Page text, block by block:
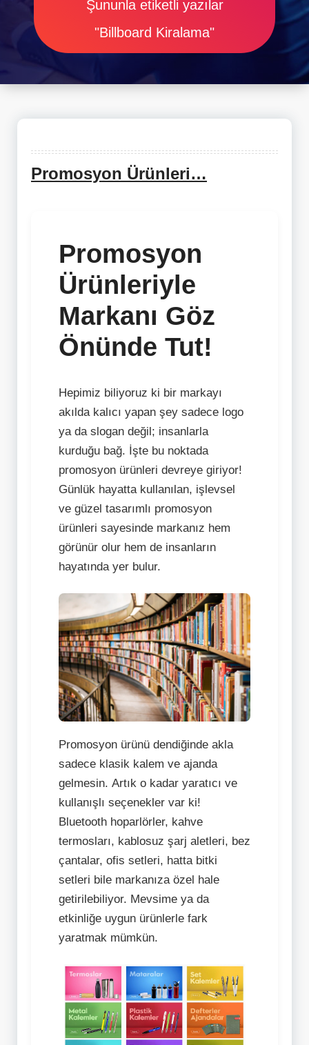
Şununla etiketli yazılar
"Billboard Kiralama"
Promosyon Ürünleri…
Promosyon
Ürünleriyle
Markanı Göz
Önünde Tut!
Hepimiz biliyoruz ki bir markayı
akılda kalıcı yapan şey sadece logo
ya da slogan değil; insanlarla
kurduğu bağ. İşte bu noktada
promosyon ürünleri devreye giriyor!
Günlük hayatta kullanılan, işlevsel
ve güzel tasarımlı promosyon
ürünleri sayesinde markanız hem
görünür olur hem de insanların
hayatında yer bulur.
Promosyon ürünü dendiğinde akla
sadece klasik kalem ve ajanda
gelmesin. Artık o kadar yaratıcı ve
kullanışlı seçenekler var ki!
Bluetooth hoparlörler, kahve
termosları, kablosuz şarj aletleri, bez
çantalar, ofis setleri, hatta bitki
setleri bile markanıza özel hale
getirilebiliyor. Mevsime ya da
etkinliğe uygun ürünlerle fark
yaratmak mümkün.